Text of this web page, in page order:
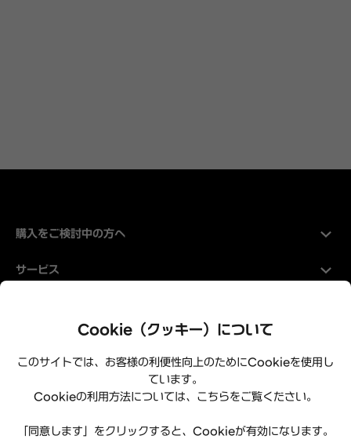
購入をご検討中の方へ
サービス
Cookie（クッキー）について
このサイトでは、お客様の利便性向上のためにCookieを使用し
ています。
Cookieの利用方法については、こちらをご覧ください。
「同意します」をクリックすると、Cookieが有効になります。